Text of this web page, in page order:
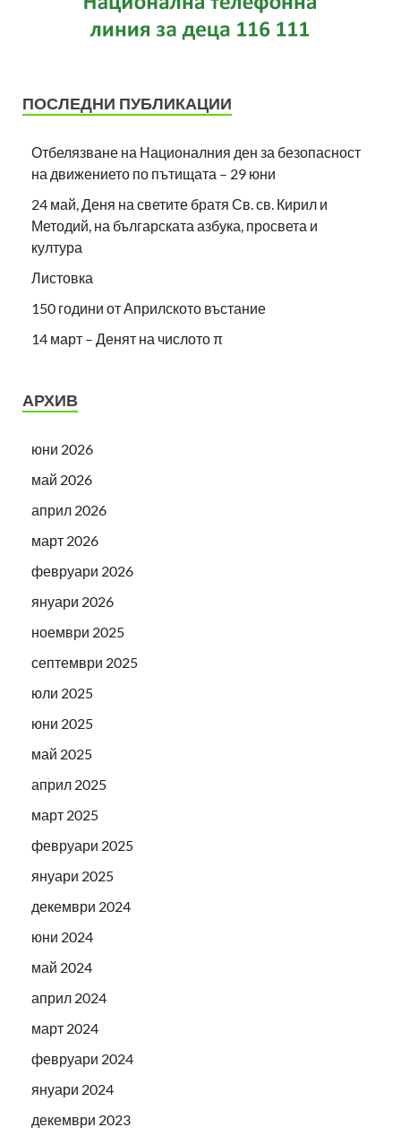
ПОСЛЕДНИ ПУБЛИКАЦИИ
Отбелязване на Националния ден за безопасност
на движението по пътищата – 29 юни
24 май, Деня на светите братя Св. св. Кирил и
Методий, на българската азбука, просвета и
култура
Листовка
150 години от Априлското въстание
14 март – Денят на числото π
АРХИВ
юни 2026
май 2026
април 2026
март 2026
февруари 2026
януари 2026
ноември 2025
септември 2025
юли 2025
юни 2025
май 2025
април 2025
март 2025
февруари 2025
януари 2025
декември 2024
юни 2024
май 2024
април 2024
март 2024
февруари 2024
януари 2024
декември 2023